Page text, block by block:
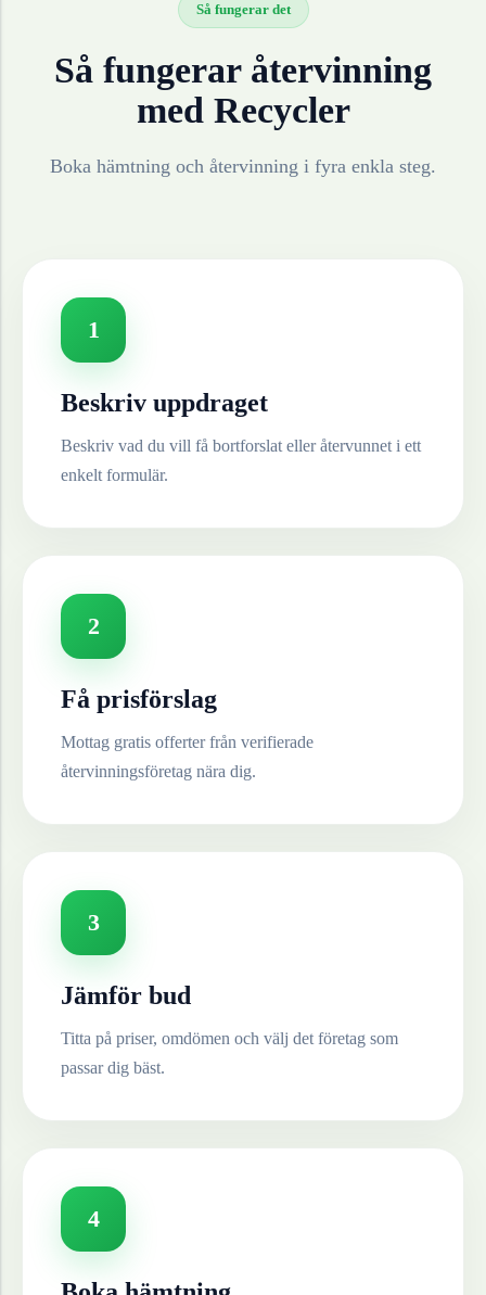
Så fungerar det
Så fungerar återvinning
med Recycler
Boka hämtning och återvinning i fyra enkla steg.
1
Beskriv uppdraget
Beskriv vad du vill få bortforslat eller återvunnet i ett
enkelt formulär.
2
Få prisförslag
Mottag gratis offerter från verifierade
återvinningsföretag nära dig.
3
Jämför bud
Titta på priser, omdömen och välj det företag som
passar dig bäst.
4